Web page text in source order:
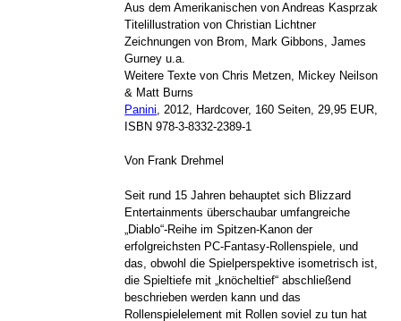
Aus dem Amerikanischen von Andreas Kasprzak
Titelillustration von Christian Lichtner
Zeichnungen von Brom, Mark Gibbons, James
Gurney u.a.
Weitere Texte von Chris Metzen, Mickey Neilson
& Matt Burns
Panini, 2012, Hardcover, 160 Seiten, 29,95 EUR,
ISBN 978-3-8332-2389-1
Von Frank Drehmel
Seit rund 15 Jahren behauptet sich Blizzard
Entertainments überschaubar umfangreiche
„Diablo“-Reihe im Spitzen-Kanon der
erfolgreichsten PC-Fantasy-Rollenspiele, und
das, obwohl die Spielperspektive isometrisch ist,
die Spieltiefe mit „knöcheltief“ abschließend
beschrieben werden kann und das
Rollenspielelement mit Rollen soviel zu tun hat